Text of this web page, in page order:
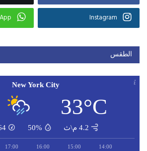
Instagram
الطقس
New York City
33°C
4.2 م\ث 50%
14:00
15:00
16:00
17:00